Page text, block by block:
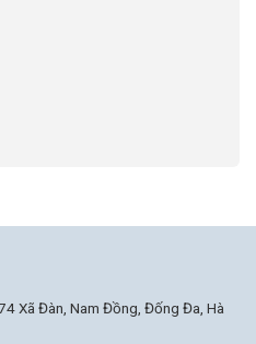
Xã Đàn, Nam Đồng, Đống Đa, Hà